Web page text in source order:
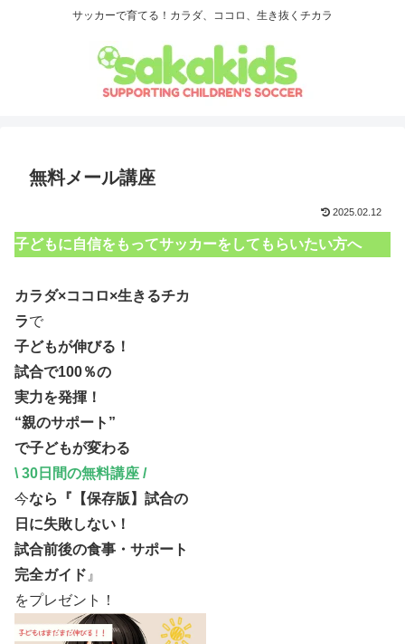
サッカーで育てる！カラダ、ココロ、生き抜くチカラ
無料メール講座
2025.02.12
子どもに自信をもってサッカーをしてもらいたい方へ
カラダ×ココロ×生きるチカ
ラで
子どもが伸びる！
試合で100％の
実力を発揮！
“親のサポート”
で子どもが変わる
\ 30日間の無料講座 /
今なら『 【保存版】試合の
日に失敗しない！
試合前後の食事・サポート
完全ガイド 』
をプレゼント
！